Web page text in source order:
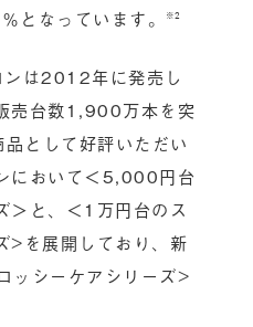
となっています。
※2
は2012年に発売し
売台数1,900万本を突
として好評いただい
において＜5,000円台
＞と、＜1万円台のス
>を展開しており、新
ッシーケアシリーズ>